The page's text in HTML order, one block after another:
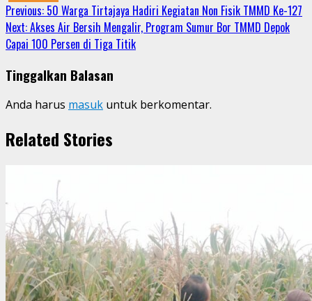
Continue
Reading
Previous: 50 Warga Tirtajaya Hadiri Kegiatan Non Fisik TMMD Ke-127
Next:Akses Air Bersih Mengalir, Program Sumur Bor TMMD Depok
Capai 100 Persen di Tiga Titik
Tinggalkan Balasan
Anda harus masuk untuk berkomentar.
Related Stories